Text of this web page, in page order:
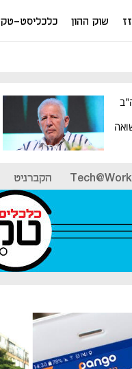
שוק ההון כלכליסט-טק
Tech@Work הקברניט